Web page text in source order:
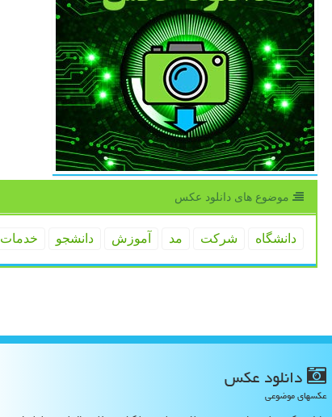
موضوع های دانلود عكس
دانشگاه شركت مد آموزش دانشجو خدمات
دانلود عكس
عکسهای موضوعی